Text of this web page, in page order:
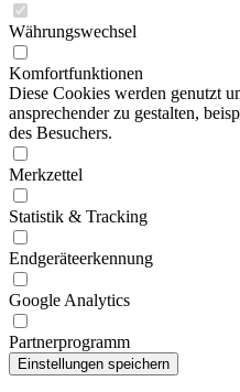
Währungswechsel
Komfortfunktionen
Diese Cookies werden genutzt
ansprechender zu gestalten,
des Besuchers.
Merkzettel
Statistik & Tracking
Endgeräteerkennung
Google Analytics
Partnerprogramm